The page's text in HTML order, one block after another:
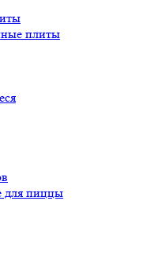
плиты
для пиццы